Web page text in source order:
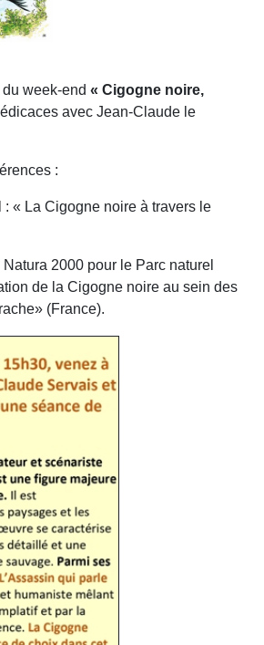
week-end « Cigogne noire,
avec Jean-Claude le
:
« La Cigogne noire à travers le
2000 pour le Parc naturel
de la Cigogne noire au sein des
(France).